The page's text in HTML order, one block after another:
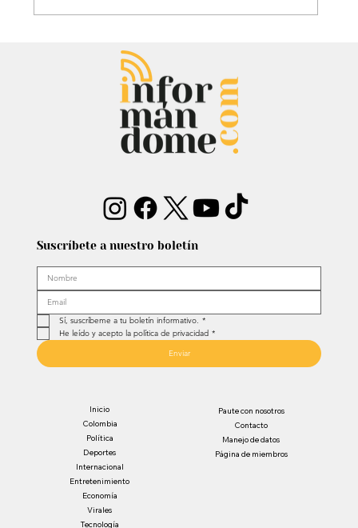
¿Claudia López buscó alianza con
Fajardo?: Esta fue la respuesta que
recibió tras la consulta
Suscríbete a nuestro boletín
Sí, suscríbeme a tu boletín informativo. *
He leído y acepto la política de privacidad *
Enviar
Inicio
Colombia
Política
Deportes
Internacional
Entretenimiento
Economía
Virales
Tecnología
Paute con nosotros
Contacto
Manejo de datos
Página de miembros